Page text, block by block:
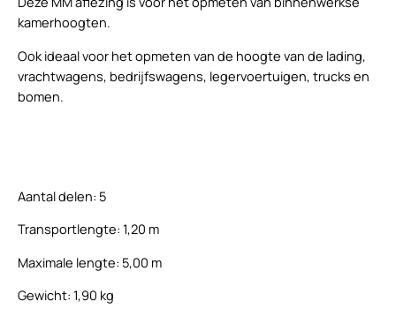
kamerhoogten.
Ook ideaal voor het opmeten van de hoogte van de lading,
vrachtwagens, bedrijfswagens, legervoertuigen, trucks en
bomen.
Aantal delen: 5
Transportlengte: 1,20 m
Maximale lengte: 5,00 m
Gewicht: 1,90 kg